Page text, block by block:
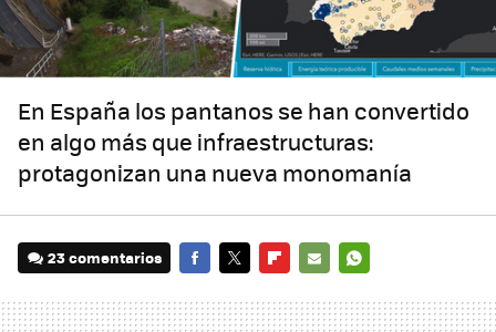
En España los pantanos se han convertido
en algo más que infraestructuras:
protagonizan una nueva monomanía
23 comentarios
MAIL